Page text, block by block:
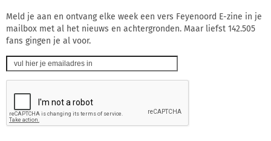
Meld je aan en ontvang elke week een vers Feyenoord E-zine in je
mailbox met al het nieuws en achtergronden. Maar liefst 142.505
fans gingen je al voor.